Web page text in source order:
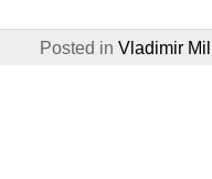
Posted in Vladimir